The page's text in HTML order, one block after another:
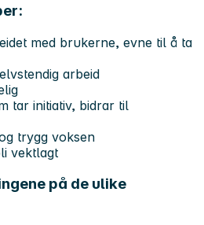
med brukerne, evne til å ta
arbeid
tar initiativ, bidrar til
trygg voksen
vektlagt
på de ulike